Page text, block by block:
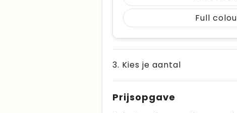
Full
3. Kies je aantal
Prijsopgave